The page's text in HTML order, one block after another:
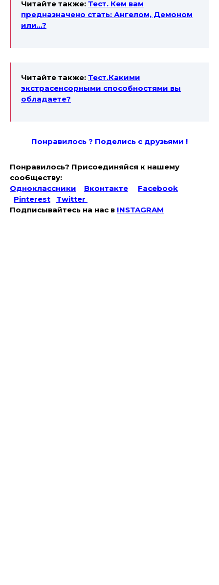
Читайте также: Тест. Кем вам
предназначено стать: Ангелом, Демоном
или…?
Читайте также: Тест.Какими
экстрасенсорными способностями вы
обладаете?
Понравилось ? Поделись с друзьями !
Понравилось? Присоединяйся к нашему
сообществу:
Одноклассники
Вконтакте
Facebook
Pinterest
Twitter
Подписывайтесь на наc в INSTAGRAM